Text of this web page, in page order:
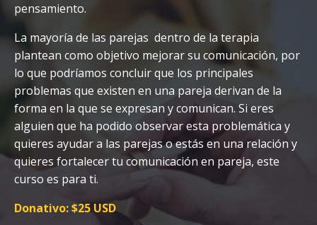
pensamiento.
La mayoría de las parejas dentro de la terapia
plantean como objetivo mejorar su comunicación, por
lo que podríamos concluir que los principales
problemas que existen en una pareja derivan de la
forma en la que se expresan y comunican. Si eres
alguien que ha podido observar esta problemática y
quieres ayudar a las parejas o estás en una relación y
quieres fortalecer tu comunicación en pareja, este
curso es para ti.
Donativo: $25 USD